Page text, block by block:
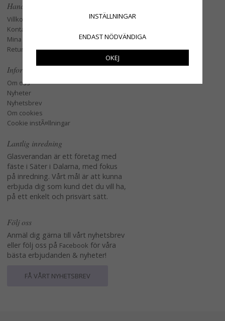
Handla
Villkor
Kontakta oss
Mina favoriter
Retur och Reklamation
Information
Om oss
Nyheter
Nyhetsbrev
Om cookies
Cookie instÃ¤llningar
Lantlig inredning
Glasverandan är ett företag med
fäste i Säter i Dalarna, med fokus
på inredning. Vårt mål är att kunna
erbjuda dig som kund det du vill ha,
på ett enkelt och prisvärt sätt.
Följ oss
Anmäl dig gärna till vårt nyhetsbrev
eller följ oss på Facebook för våra
bästa erbjudanden & nyheter!
FÅ VÅRT NYHETSBREV
INSTÄLLNINGAR
ENDAST NÖDVÄNDIGA
OKEJ